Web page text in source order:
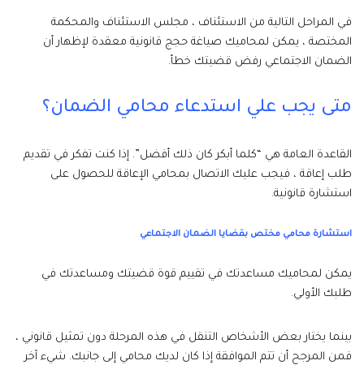
في المراحل التالية من الاستئناف ، مجلس الاستئناف والمحكمة
المختصة ، يمكن لمحاميك صياغة حجج قانونية معقدة لإظهار أن
الضمان الاجتماعي رفض قضيتك خطأ.
متى يجب علي استدعاء محامي الضمان؟
القاعدة العامة هي “كلما أبكر كان ذلك أفضل”. إذا كنت تفكر في تقديم
طلب إعاقة ، فيجب عليك الاتصال بمحامي الإعاقة للحصول على
استشارة قانونية.
استشارة محامي مختص بقضايا الضمان الاجتماعي
يمكن لمحاميك مساعدتك في تقييم قوة قضيتك ومساعدتك في
طلبك الأولي.
بينما يختار بعض الأشخاص التنقل في هذه المرحلة دون تمثيل قانوني ،
فمن المرجح أن تتم الموافقة إذا كان لديك محامي إلى جانبك. شيء آخر